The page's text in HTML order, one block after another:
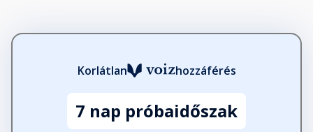
Korlátlan hozzáférés
7 nap próbaidőszak